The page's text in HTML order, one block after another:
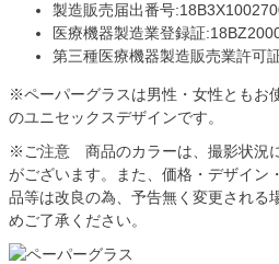
製造販売届出番号
医療機器製造業登録証
第三種医療機器製造販売業許可
※ペーパーグラスは男性・女性ともお
のユニセックスデザインです。
※ご注意 商品のカラーは、撮影状況
がございます。また、価格・デザイン
品等は改良の為、予告無く変更される
めご了承ください。